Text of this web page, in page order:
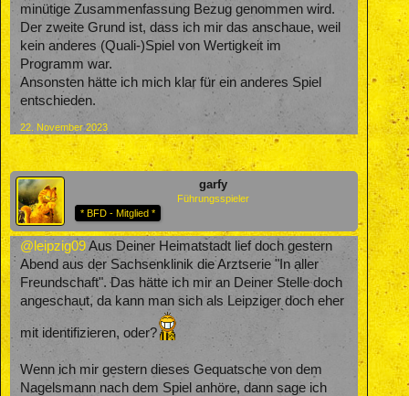
minütige Zusammenfassung Bezug genommen wird.
Der zweite Grund ist, dass ich mir das anschaue, weil
kein anderes (Quali-)Spiel von Wertigkeit im
Programm war.
Ansonsten hätte ich mich klar für ein anderes Spiel
entschieden.
22. November 2023
garfy
Führungsspieler
* BFD - Mitglied *
@leipzig09Aus Deiner Heimatstadt lief doch gestern
Abend aus der Sachsenklinik die Arztserie "In aller
Freundschaft". Das hätte ich mir an Deiner Stelle doch
angeschaut, da kann man sich als Leipziger doch eher
mit identifizieren, oder?
Wenn ich mir gestern dieses Gequatsche von dem
Nagelsmann nach dem Spiel anhöre, dann sage ich